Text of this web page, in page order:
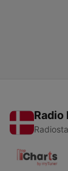
Radio